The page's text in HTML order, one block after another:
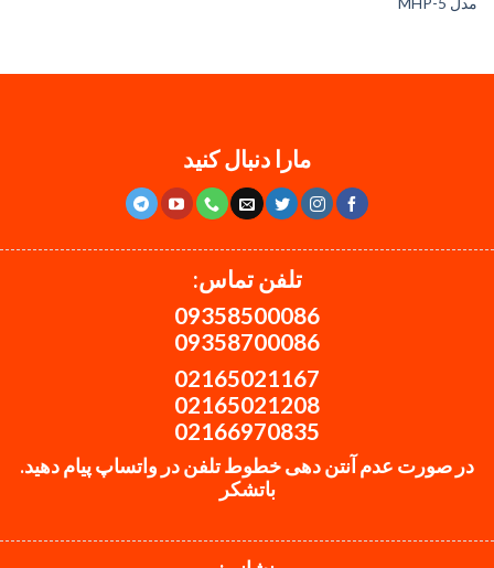
مدل MHP-5
مارا دنبال کنید
تلفن تماس:
09358500086
09358700086
02165021167
02165021208
02166970835
در صورت عدم آنتن دهی خطوط تلفن در واتساپ پیام دهید.
باتشکر